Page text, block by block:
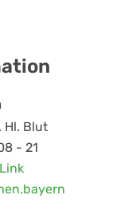
Hl. Blut
- 21
Link